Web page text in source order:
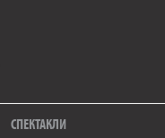
СПЕКТАКЛИ